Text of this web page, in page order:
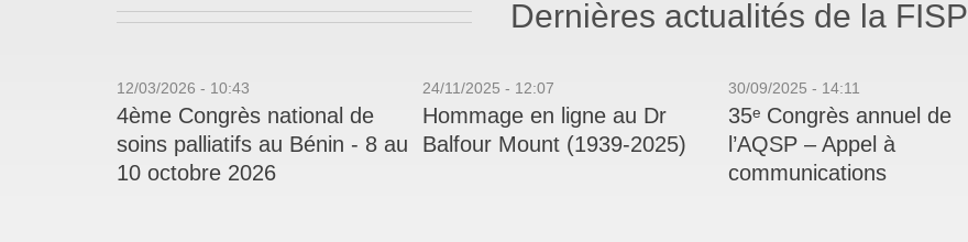
Dernières actualités de la FISP
12/03/2026 - 10:43
4ème Congrès national de
soins palliatifs au Bénin - 8 au
10 octobre 2026
24/11/2025 - 12:07
Hommage en ligne au Dr
Balfour Mount (1939-2025)
30/09/2025 - 14:11
35ᵉ Congrès annuel de
l’AQSP – Appel à
communications